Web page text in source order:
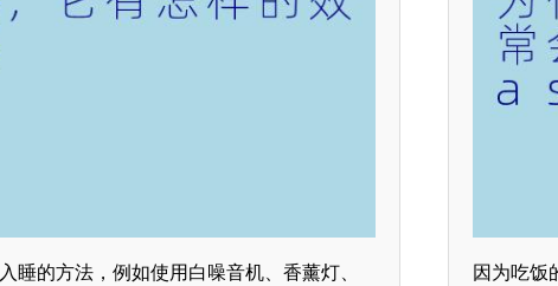
睡的方法，例如使用白噪音机、香薰灯、
因为吃饭